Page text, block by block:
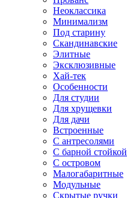
Неоклассика
Минимализм
Под старину
Скандинавские
Элитные
Эксклюзивные
Хай-тек
Особенности
Для студии
Для хрущевки
Для дачи
Встроенные
С антресолями
С барной стойкой
С островом
Малогабаритные
Модульные
Скрытые ручки